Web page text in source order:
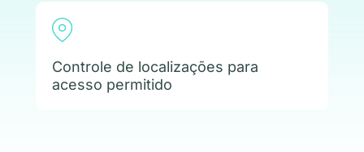
Controle de localizações para
acesso permitido